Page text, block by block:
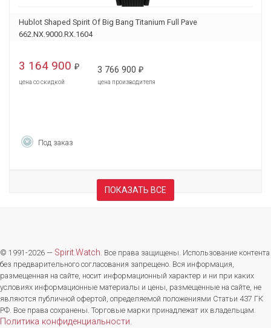
Hublot Shaped Spirit Of Big Bang Titanium Full Pave
662.NX.9000.RX.1604
3 164 900 ₽
цена со скидкой
3 766 900 ₽
цена производителя
Под заказ
ПОКАЗАТЬ ВСЕ
© 1991-2026 — Spirit.Watch. Все права защищены. Использование контента
без предварительного согласования запрещено. Вся информация,
размещенная на сайте, носит информационный характер и ни при каких
условиях информационные материалы и цены, размещенные на сайте, не
являются публичной офертой, определяемой положениями Статьи 437 ГК
РФ. Все права сохранены. Торговые марки принадлежат их владельцам.
Политика конфиденциальности.